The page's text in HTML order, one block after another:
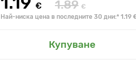
€ 1.89 €
Най-ниска цена в последните 30 дни:* 1.19
Купуване